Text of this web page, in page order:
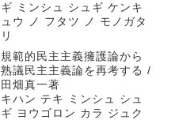
ギ ミンシュ シュギ ケンキ
ュウ ノ フタツ ノ モノガタ
リ
規範的民主主義擁護論から
熟議民主主義論を再考する /
田畑真一著
キハン テキ ミンシュ シュ
ギ ヨウゴロン カラ ジュク